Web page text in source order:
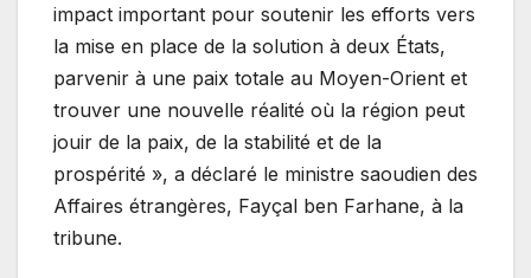
impact important pour soutenir les efforts vers
la mise en place de la solution à deux États,
parvenir à une paix totale au Moyen-Orient et
trouver une nouvelle réalité où la région peut
jouir de la paix, de la stabilité et de la
prospérité », a déclaré le ministre saoudien des
Affaires étrangères, Fayçal ben Farhane, à la
tribune.